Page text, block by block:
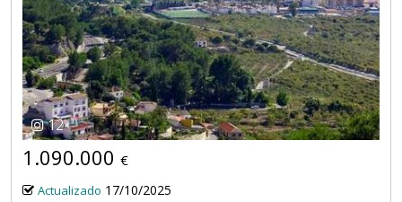
12
1.090.000 €
Actualizado 17/10/2025